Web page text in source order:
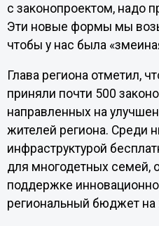
с законопроектом, надо
Эти новые формы мы
чтобы у нас была
Глава региона отметил,
приняли почти 500
направленных на
жителей региона. Среди
инфраструктурой
для многодетных семей,
поддержке
региональный бюджет на